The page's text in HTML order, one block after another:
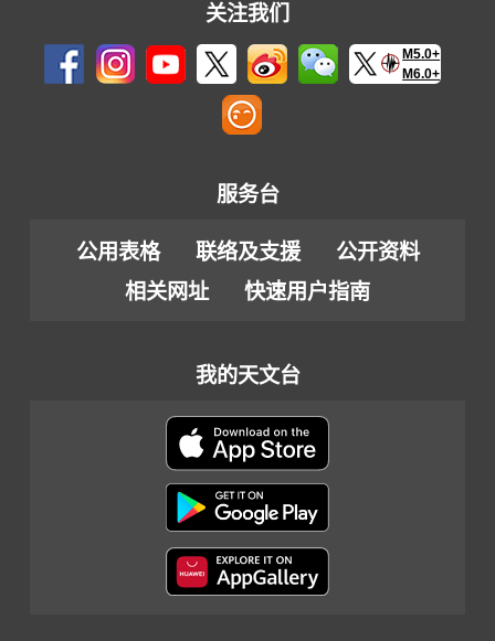
关注我们
M5.0+
M6.0+
服务台
公用表格 联络及支援
公开资料
相关网址
快速用户指南
我的天文台